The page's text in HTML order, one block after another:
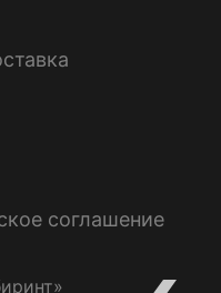
соглашение